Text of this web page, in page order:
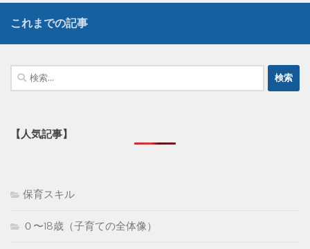
これまでの記事
検
索:
【人気記事】
保育スキル
０〜18歳（子育ての全体像）